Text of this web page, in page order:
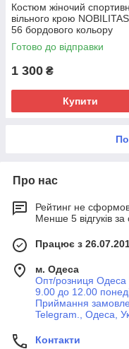
Костюм жіночий
вiльного крою
56 бордового кольору
Готово до відправки
1 300 ₴
Купити
Про нас
Рейтинг не
Менше 5 відгуків за
Працює з
м. Одеса
Опт/розниця
9.00 до 12.00
Приймання
Telegram., Одеса,
Контакти